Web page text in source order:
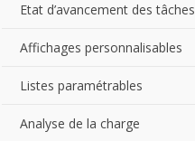
Etat d’avancement des tâches
Affichages personnalisables
Listes paramétrables
Analyse de la charge